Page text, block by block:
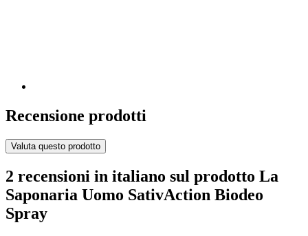
Recensione prodotti
Valuta questo prodotto
2 recensioni in italiano sul prodotto La
Saponaria Uomo SativAction Biodeo
Spray